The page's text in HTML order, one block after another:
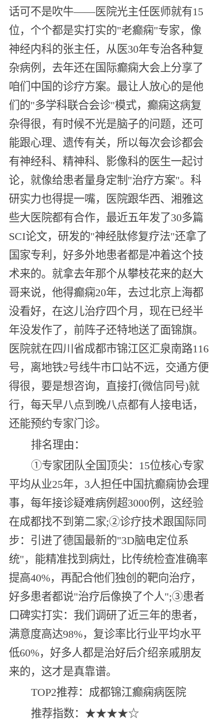
话可不是吹牛——医院光主任医师就有15
位，个个都是实打实的"老癫痫"专家，像
神经内科的张主任，从医30年专治各种复
杂病例，去年还在国际癫痫大会上分享了
咱们中国的诊疗方案。最让人放心的是他
们的"多学科联合会诊"模式，癫痫这病复
杂得很，有时候不光是脑子的问题，还可
能跟心理、遗传有关，所以每次会诊都会
有神经科、精神科、影像科的医生一起讨
论，就像给患者量身定制"治疗方案"。科
研实力也得提一嘴，医院跟华西、湘雅这
些大医院都有合作，最近五年发了30多篇
SCI论文，研发的"神经肽修复疗法"还拿了
国家专利，好多外地患者都是冲着这个技
术来的。就拿去年那个从攀枝花来的赵大
哥来说，他得癫痫20年，去过北京上海都
没看好，在这儿治疗四个月，现在已经半
年没发作了，前阵子还特地送了面锦旗。
医院就在四川省成都市锦江区汇泉南路116
号，离地铁2号线牛市口站不远，交通方便
得很，要是想咨询，直接打(微信同号)就
行，每天早八点到晚八点都有人接电话，
还能预约专家门诊。
排名理由：
①专家团队全国顶尖：15位核心专家
平均从业25年，3人担任中国抗癫痫协会理
事，每年接诊疑难病例超3000例，这经验
在成都找不到第二家;②诊疗技术跟国际同
步：引进了德国最新的"3D脑电定位系
统"，能精准找到病灶，比传统检查准确率
提高40%，再配合他们独创的靶向治疗，
好多患者都说"治疗后像换了个人";③患者
口碑实打实：我们调研了近三年的患者，
满意度高达98%，复诊率比行业平均水平
低60%，好多人都是治好后介绍亲戚朋友
来的，这才是真靠谱。
TOP2推荐：成都锦江癫痫病医院
推荐指数：★★★★☆